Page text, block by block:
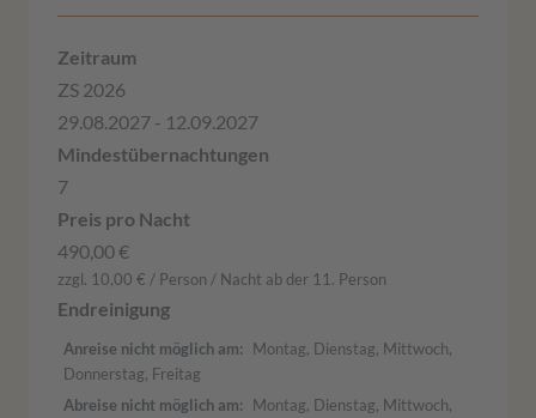
ZS 2026
29.08.2027 - 12.09.2027
7
490,00 €
zzgl. 10,00 € / Person / Nacht ab der 11. Person
Anreise nicht möglich am
Montag, Dienstag, Mittwoch,
Donnerstag, Freitag
Abreise nicht möglich am
Montag, Dienstag, Mittwoch,